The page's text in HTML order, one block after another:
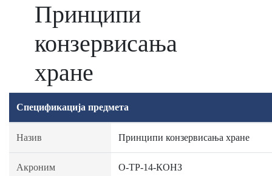
Принципи
конзервисања
хране
Спецификација предмета
Назив Принципи конзервисања хране
Акроним О-ТР-14-КОНЗ